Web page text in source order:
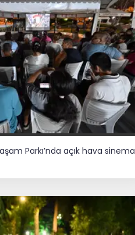
Parkı’nda açık hava sinema